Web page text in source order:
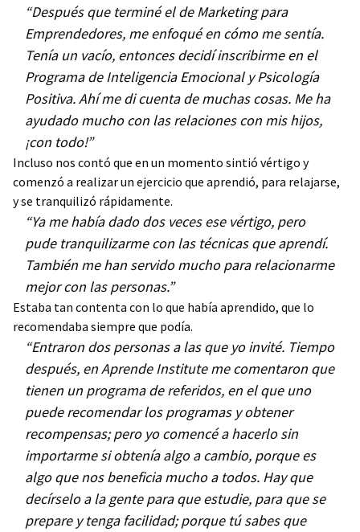
“Después que terminé el de Marketing para
Emprendedores, me enfoqué en cómo me sentía.
Tenía un vacío, entonces decidí inscribirme en el
Programa de Inteligencia Emocional y Psicología
Positiva. Ahí me di cuenta de muchas cosas. Me ha
ayudado mucho con las relaciones con mis hijos,
¡con todo!”
Incluso nos contó que en un momento sintió vértigo y
comenzó a realizar un ejercicio que aprendió, para relajarse,
y se tranquilizó rápidamente.
“Ya me había dado dos veces ese vértigo, pero
pude tranquilizarme con las técnicas que aprendí.
También me han servido mucho para relacionarme
mejor con las personas.”
Estaba tan contenta con lo que había aprendido, que lo
recomendaba siempre que podía.
“Entraron dos personas a las que yo invité. Tiempo
después, en Aprende Institute me comentaron que
tienen un programa de referidos, en el que uno
puede recomendar los programas y obtener
recompensas; pero yo comencé a hacerlo sin
importarme si obtenía algo a cambio, porque es
algo que nos beneficia mucho a todos. Hay que
decírselo a la gente para que estudie, para que se
prepare y tenga facilidad; porque tú sabes que